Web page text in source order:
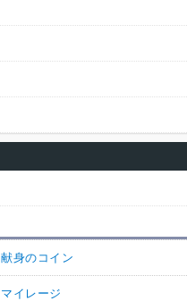
献身のコイン
マイレージ